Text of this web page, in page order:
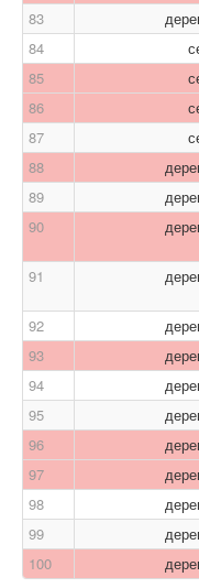
83
84
85
86
87
88
89
90
91
92
93
94
95
96
97
98
99
100